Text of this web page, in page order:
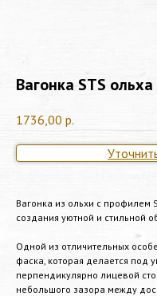
Вагонка STS
1736,00 р.
Вагонка из ольхи с профилем
создания уютной и стильной
Одной из отличительных
фаска, которая делается под
перпендикулярно лицевой
небольшого зазора между